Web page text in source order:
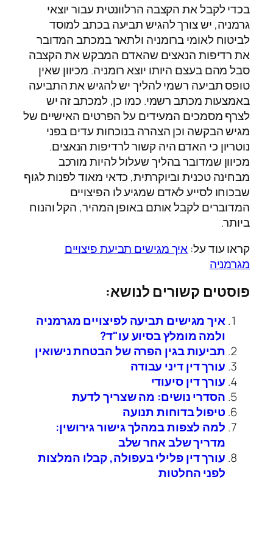
בכדי לקבל את הקצבה הרלוונטית עבור יוצאי
גרמניה, יש צורך להגיש תביעה בכתב למוסד
לביטוח לאומי ברומניה ולתאר במכתב המדובר
את רדיפות הנאצים שהאדם המבקש את הקצבה
סבל מהם בעצם היותו יוצא רומניה. מכיוון שאין
טופס תביעה רשמי להליך יש להגיש את התביעה
באמצעות מכתב רשמי. כמו כן, למכתב זה יש
לצרף מסמכים המעידים על הפרטים האישיים של
מגיש הבקשה וכן הצהרה בנוכחות עדים בפני
נוטריון כי האדם היה קשור לרדיפות הנאצים.
מכיוון שמדובר בהליך שעלול להיות מורכב
מבחינה טכנית וביוקרתית, כדאי מאוד לפנות לגוף
שבכוחו לסייע לאדם שמגיע לו הפיצויים
המדוברים לקבל אותם באופן המהיר, הקל והנוח
ביותר.
קראו עוד על: איך מגישים תביעת פיצויים
מגרמניה
פוסטים קשורים לנושא:
איך מגישים תביעה לפיצויים מגרמניה
ולמה מומלץ בסיוע עו"ד?
תביעות בגין הפרה של הבטחת נישואין
עורך דין דיני עבודה
עורך דין סיעודי
הסדרי נושים: מה שצריך לדעת
טיפול בדוחות תנועה
למה לצפות במהלך גישור גירושין:
מדריך שלב אחר שלב
עורך דין פלילי בעפולה, קבלו המלצות
לפני החלטות